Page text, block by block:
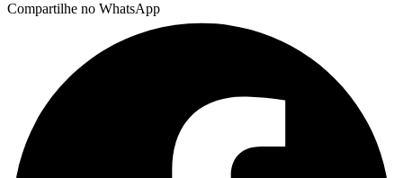
Compartilhe no WhatsApp